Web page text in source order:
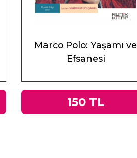
Marco Polo: Yaşamı ve
Efsanesi
150 TL